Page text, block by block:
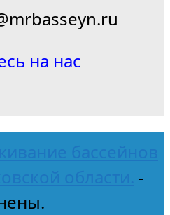
на нас
бассейнов
области. -